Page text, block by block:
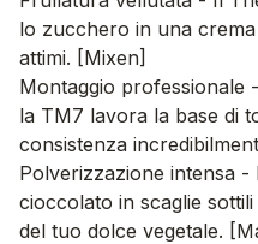
lo zucchero in una
attimi. [Mixen]
Montaggio professionale
la TM7 lavora la base di
consistenza
Polverizzazione intensa
cioccolato in scaglie
del tuo dolce vegetale.